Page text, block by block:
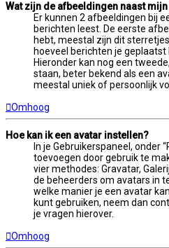
Wat zijn de afbeeldingen naast
Er kunnen 2 afbeeldingen bij
berichten leest. De eerste
hebt, meestal zijn dit
hoeveel berichten je
Hieronder kan nog een
staan, beter bekend als een
meestal uniek of persoonlijk
Omhoog
Hoe kan ik een avatar instellen?
In je Gebruikerspaneel, onder
toevoegen door gebruik te
vier methodes: Gravatar,
de beheerders om avatars in
welke manier je een avatar
kunt gebruiken, neem dan
je vragen hierover.
Omhoog